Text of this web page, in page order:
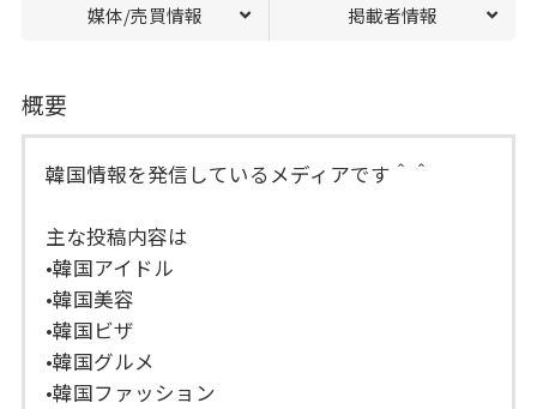
媒体/売買情報 掲載者情報
概要
韓国情報を発信しているメディアです＾＾
主な投稿内容は
•韓国アイドル
•韓国美容
•韓国ビザ
•韓国グルメ
•韓国ファッション